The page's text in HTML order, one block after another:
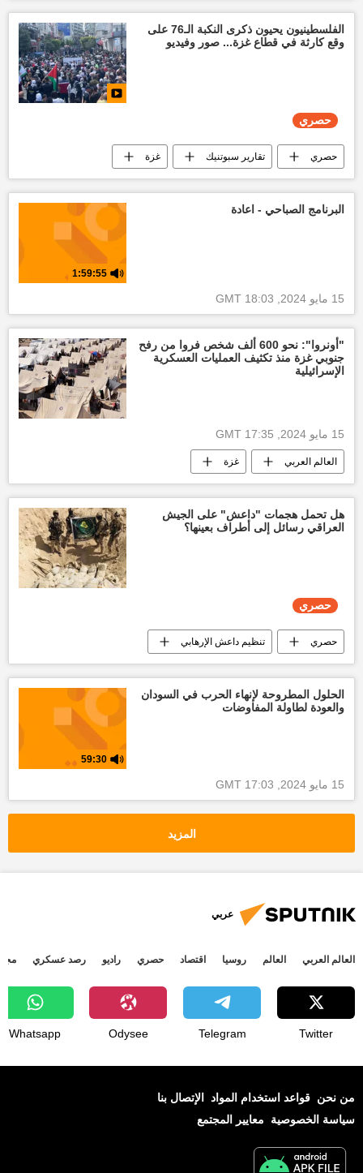
غزة التصعيد العسكري بين غزة وإسرائيل
قطاع غزة
طوفان الأقصى
الفلسطينيون يحيون ذكرى النكبة الـ76 على
وقع كارثة في قطاع غزة... صور وفيديو
حصري
حصري تقارير سبوتنيك غزة
التصعيد العسكري بين غزة وإسرائيل
العدوان الإسرائيلي على غزة
البرنامج الصباحي - اعادة
1:59:55
15 مايو 2024, 18:03 GMT
"أونروا": نحو 600 ألف شخص فروا من رفح
جنوبي غزة منذ تكثيف العمليات العسكرية
الإسرائيلية
15 مايو 2024, 17:35 GMT
العالم العربي غزة
التصعيد العسكري بين غزة وإسرائيل
العدوان الإسرائيلي على غزة قطاع غزة
طوفان الأقصى
هل تحمل هجمات "داعش" على الجيش
العراقي رسائل إلى أطراف بعينها؟
حصري
حصري تنظيم داعش الإرهابي
تقارير سبوتنيك العالم العربي الأخبار
العراق أخبار العراق اليوم
منظمة الأمم المتحدة
الحلول المطروحة لإنهاء الحرب في السودان
والعودة لطاولة المفاوضات
59:30
15 مايو 2024, 17:03 GMT
المزيد
عربي
العالم العربي العالم روسيا اقتصاد حصري راديو رصد عسكري
Twitter
Telegram
Odysee
Whatsapp
من نحن قواعد استخدام المواد الإتصال بنا
سياسة الخصوصية
معايير المجتمع